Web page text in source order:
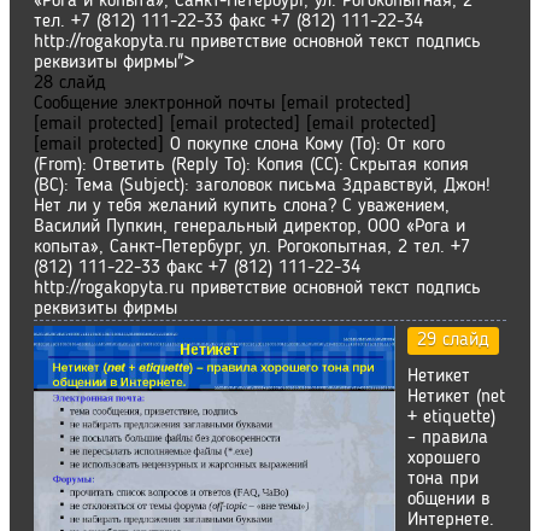
тел. +7 (812) 111-22-33 факс +7 (812) 111-22-34
http://rogakopyta.ru приветствие основной текст подпись
реквизиты фирмы">
28 слайд
Сообщение электронной почты
[email protected]
[email protected]
[email protected]
[email protected]
[email protected]
О покупке слона Кому (To): От кого
(From): Ответить (Reply To): Копия (CC): Скрытая копия
(BC): Тема (Subject): заголовок письма Здравствуй, Джон!
Нет ли у тебя желаний купить слона? С уважением,
Василий Пупкин, генеральный директор, ООО «Рога и
копыта», Санкт-Петербург, ул. Рогокопытная, 2 тел. +7
(812) 111-22-33 факс +7 (812) 111-22-34
http://rogakopyta.ru приветствие основной текст подпись
реквизиты фирмы
29 слайд
Нетикет
Нетикет (net
+ etiquette)
– правила
хорошего
тона при
общении в
Интернете.